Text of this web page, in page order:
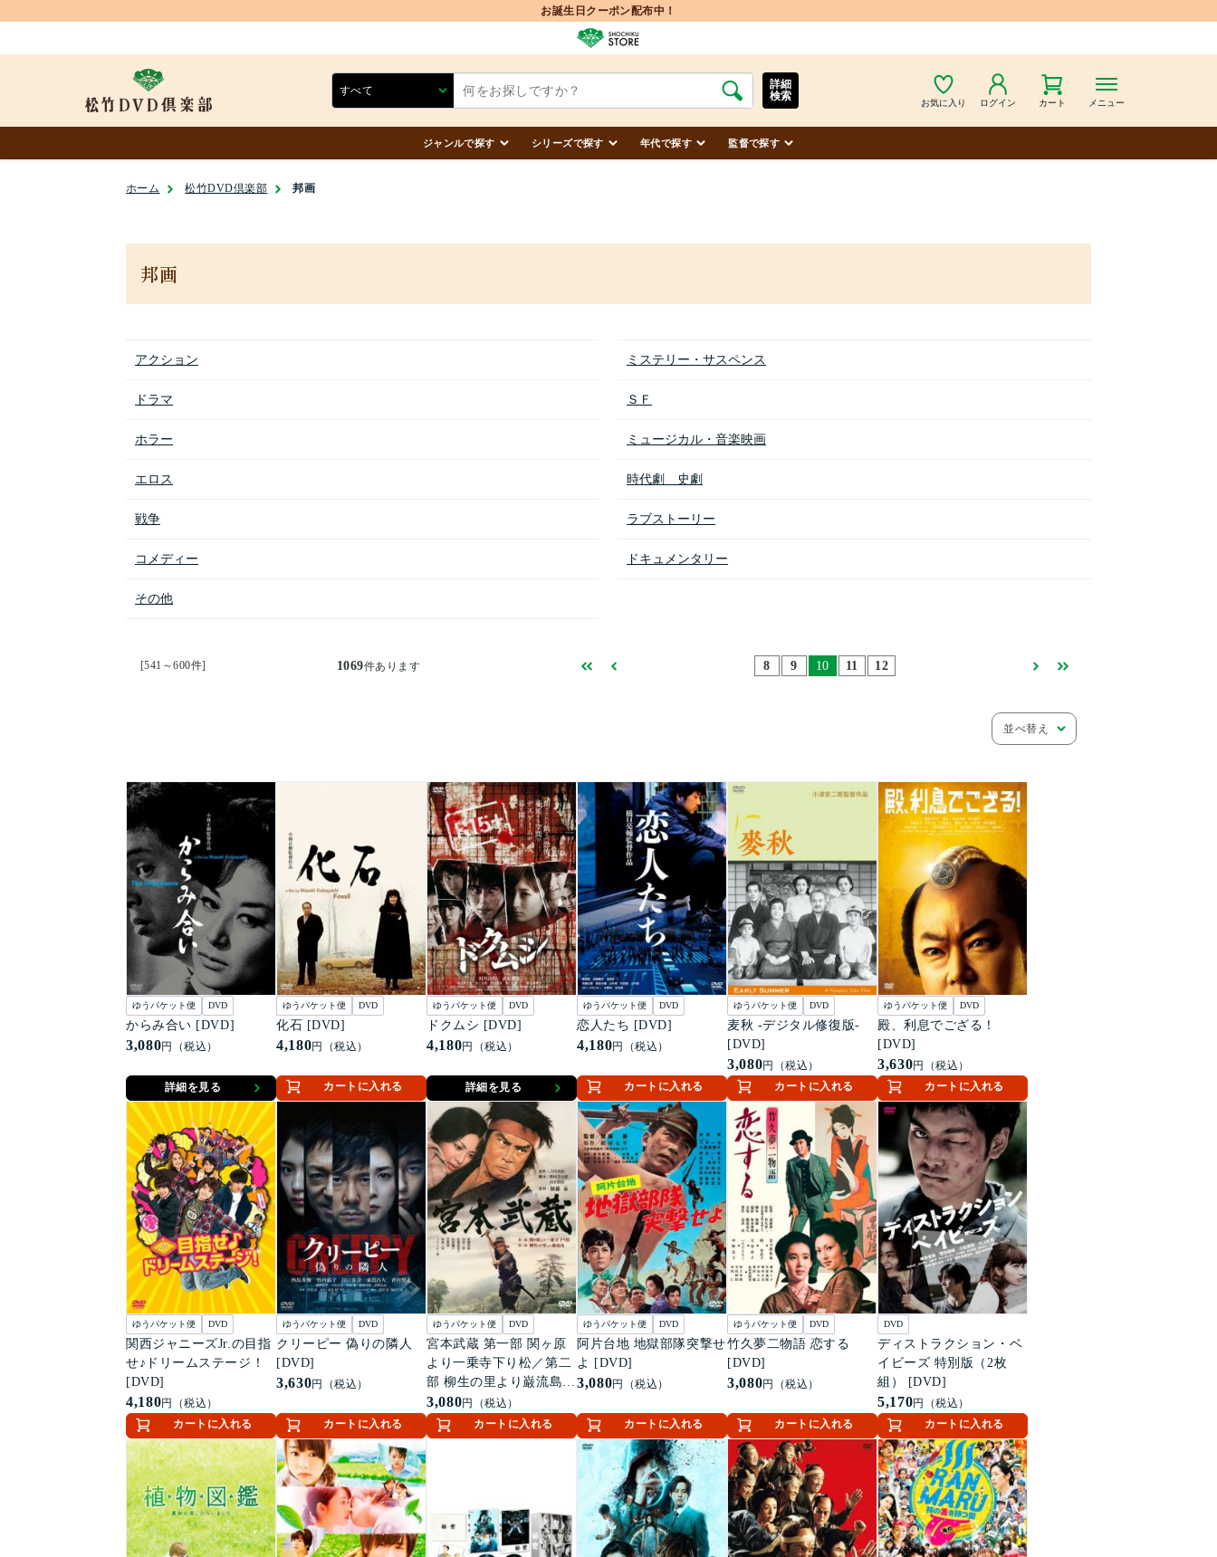
お気に入り ログイン カート メニュー
詳細
検索
ジャンルで探す シリーズで探す 年代で探す 監督で探す
ホーム 松竹DVD倶楽部 邦画
邦画
アクション ミステリー・サスペンス
ドラマ ＳＦ
ホラー ミュージカル・音楽映画
エロス 時代劇 史劇
戦争 ラブストーリー
コメディー ドキュメンタリー
その他
[541～600件] 1069件あります 8 9 10 11 12
並べ替え
ゆうパケット便 DVD
からみ合い [DVD]
3,080円（税込）
詳細を見る
ゆうパケット便 DVD
化石 [DVD]
4,180円（税込）
カートに入れる
ゆうパケット便 DVD
ドクムシ [DVD]
4,180円（税込）
詳細を見る
ゆうパケット便 DVD
恋人たち [DVD]
4,180円（税込）
カートに入れる
ゆうパケット便 DVD
麦秋 -デジタル修復版-
[DVD]
3,080円（税込）
カートに入れる
ゆうパケット便 DVD
殿、利息でござる！
[DVD]
3,630円（税込）
カートに入れる
ゆうパケット便 DVD
関西ジャニーズJr.の目指
せ♪ドリームステージ！
[DVD]
4,180円（税込）
カートに入れる
ゆうパケット便 DVD
クリーピー 偽りの隣人
[DVD]
3,630円（税込）
カートに入れる
ゆうパケット便 DVD
宮本武蔵 第一部 関ヶ原
より一乗寺下り松／第二
部 柳生の里より巌流島
[DVD]
3,080円（税込）
カートに入れる
ゆうパケット便 DVD
阿片台地 地獄部隊突撃せ
よ [DVD]
3,080円（税込）
カートに入れる
ゆうパケット便 DVD
竹久夢二物語 恋する
[DVD]
3,080円（税込）
カートに入れる
DVD
ディストラクション・ベ
イビーズ 特別版（2枚
組） [DVD]
5,170円（税込）
カートに入れる